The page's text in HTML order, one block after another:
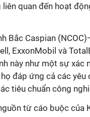
liên quan đến hoạt
Bắc Caspian
ExxonMobil và
này như một sự xác
họ đáp ứng cả các yêu
tiêu chuẩn công
từ cáo buộc của